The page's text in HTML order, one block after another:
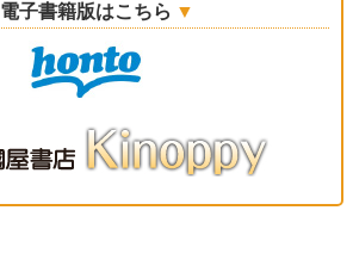
電子書籍版はこちら